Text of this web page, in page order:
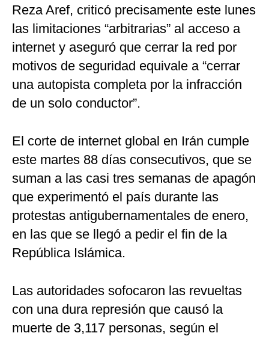
Reza Aref, criticó precisamente este lunes
las limitaciones “arbitrarias” al acceso a
internet y aseguró que cerrar la red por
motivos de seguridad equivale a “cerrar
una autopista completa por la infracción
de un solo conductor”.
El corte de internet global en Irán cumple
este martes 88 días consecutivos, que se
suman a las casi tres semanas de apagón
que experimentó el país durante las
protestas antigubernamentales de enero,
en las que se llegó a pedir el fin de la
República Islámica.
Las autoridades sofocaron las revueltas
con una dura represión que causó la
muerte de 3,117 personas, según el